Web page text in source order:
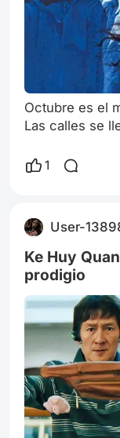
Octubre es el
Las calles se
manera, todos
impactantes e
muerte de Tina
(1984),
1
User-
Ke Huy
prodigio